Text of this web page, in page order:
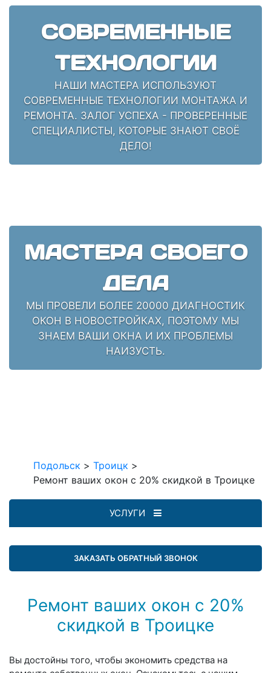
СОВРЕМЕННЫЕ
ТЕХНОЛОГИИ
НАШИ МАСТЕРА ИСПОЛЬЗУЮТ
СОВРЕМЕННЫЕ ТЕХНОЛОГИИ МОНТАЖА И
РЕМОНТА. ЗАЛОГ УСПЕХА - ПРОВЕРЕННЫЕ
СПЕЦИАЛИСТЫ, КОТОРЫЕ ЗНАЮТ СВОЁ
ДЕЛО!
МАСТЕРА СВОЕГО
ДЕЛА
МЫ ПРОВЕЛИ БОЛЕЕ 20000 ДИАГНОСТИК
ОКОН В НОВОСТРОЙКАХ, ПОЭТОМУ МЫ
ЗНАЕМ ВАШИ ОКНА И ИХ ПРОБЛЕМЫ
НАИЗУСТЬ.
Подольск > Троицк >
Ремонт ваших окон с 20% скидкой в Троицке
УСЛУГИ
ЗАКАЗАТЬ ОБРАТНЫЙ ЗВОНОК
Ремонт ваших окон с 20%
скидкой в Троицке
Вы достойны того, чтобы экономить средства на